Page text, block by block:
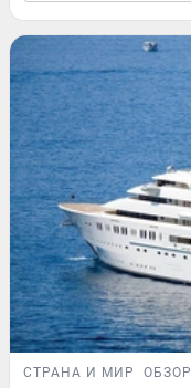
СТРАНА И МИР ОБЗОР